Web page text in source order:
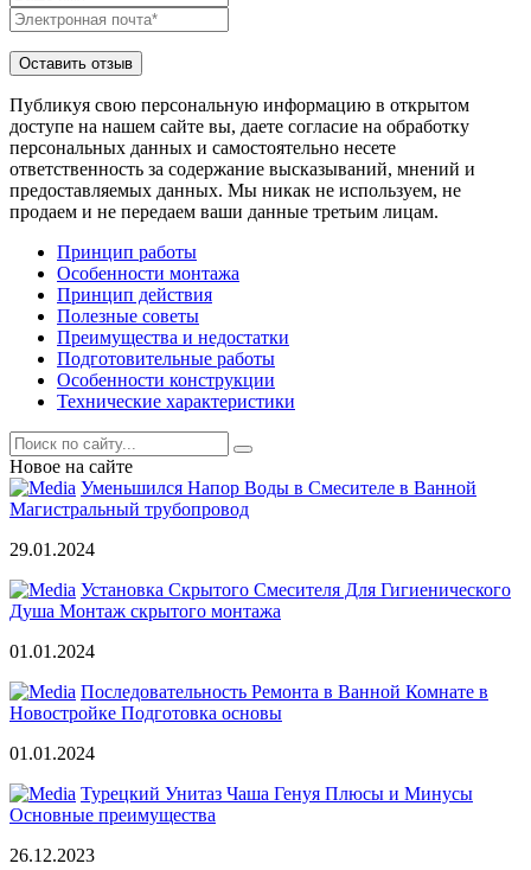
Публикуя свою персональную информацию в открытом
доступе на нашем сайте вы, даете согласие на обработку
персональных данных и самостоятельно несете
ответственность за содержание высказываний, мнений и
предоставляемых данных. Мы никак не используем, не
продаем и не передаем ваши данные третьим лицам.
Принцип работы
Особенности монтажа
Принцип действия
Полезные советы
Преимущества и недостатки
Подготовительные работы
Особенности конструкции
Технические характеристики
Новое на сайте
Уменьшился Напор Воды в Смесителе в Ванной
Магистральный трубопровод
29.01.2024
Установка Скрытого Смесителя Для Гигиенического
Душа Монтаж скрытого монтажа
01.01.2024
Последовательность Ремонта в Ванной Комнате в
Новостройке Подготовка основы
01.01.2024
Турецкий Унитаз Чаша Генуя Плюсы и Минусы
Основные преимущества
26.12.2023